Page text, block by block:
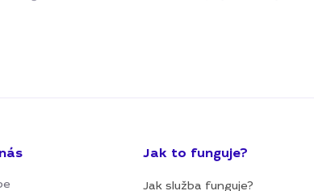
Jak to funguje?
Jak služba funguje?